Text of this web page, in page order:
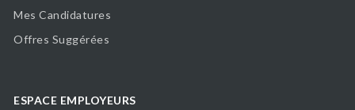
Mes Candidatures
Offres Suggérées
ESPACE EMPLOYEURS